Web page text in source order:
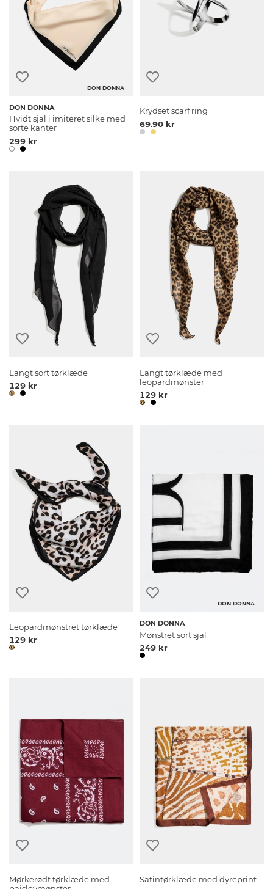
DON DONNA
DON DONNA
Hvidt sjal i imiteret silke med
sorte kanter
299 kr
Krydset scarf ring
69.90 kr
Langt sort tørklæde
129 kr
Langt tørklæde med
leopardmønster
129 kr
Leopardmønstret tørklæde
129 kr
DON DONNA
DON DONNA
Mønstret sort sjal
249 kr
Mørkerødt tørklæde med
Satintørklæde med dyreprint